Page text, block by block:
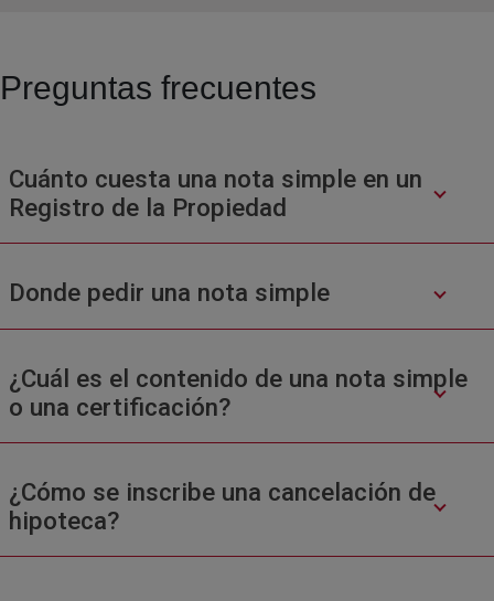
Preguntas frecuentes
Cuánto cuesta una nota simple en un
Registro de la Propiedad
Donde pedir una nota simple
¿Cuál es el contenido de una nota simple
o una certificación?
¿Cómo se inscribe una cancelación de
hipoteca?